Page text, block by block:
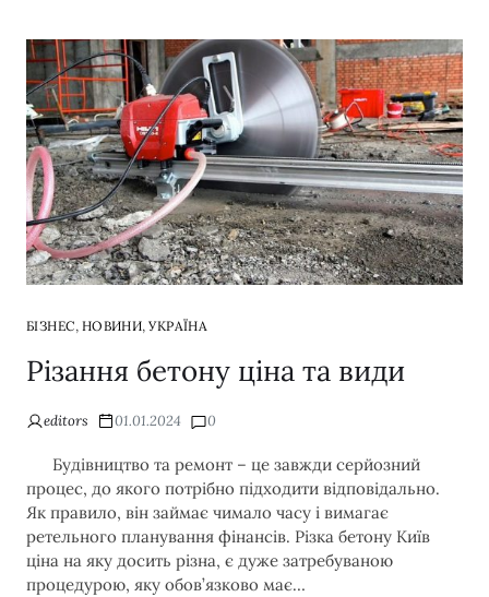
БІЗНЕС, НОВИНИ,УКРАЇНА
Різання бетону ціна та види
editors 01.01.2024 0
Будівництво та ремонт – це завжди серйозний
процес, до якого потрібно підходити відповідально.
Як правило, він займає чимало часу і вимагає
ретельного планування фінансів. Різка бетону Київ
ціна на яку досить різна, є дуже затребуваною
процедурою, яку обов’язково має…